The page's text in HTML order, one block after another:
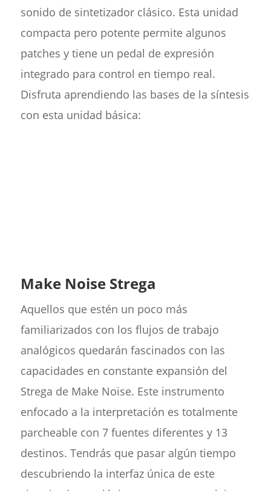
sonido de sintetizador clásico. Esta unidad
compacta pero potente permite algunos
patches y tiene un pedal de expresión
integrado para control en tiempo real.
Disfruta aprendiendo las bases de la síntesis
con esta unidad básica:
Make Noise Strega
Aquellos que estén un poco más
familiarizados con los flujos de trabajo
analógicos quedarán fascinados con las
capacidades en constante expansión del
Strega de Make Noise. Este instrumento
enfocado a la interpretación es totalmente
parcheable con 7 fuentes diferentes y 13
destinos. Tendrás que pasar algún tiempo
descubriendo la interfaz única de este